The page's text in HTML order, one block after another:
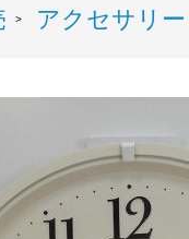
> アクセサリー